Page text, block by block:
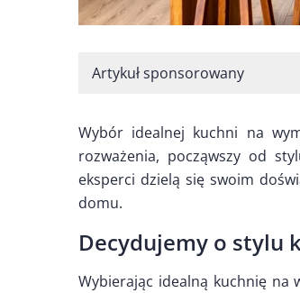
Artykuł sponsorowany
Wybór idealnej kuchni na
rozważenia, począwszy od
eksperci dzielą się swoim
domu.
Decydujemy o stylu
Wybierając idealną kuchnię na